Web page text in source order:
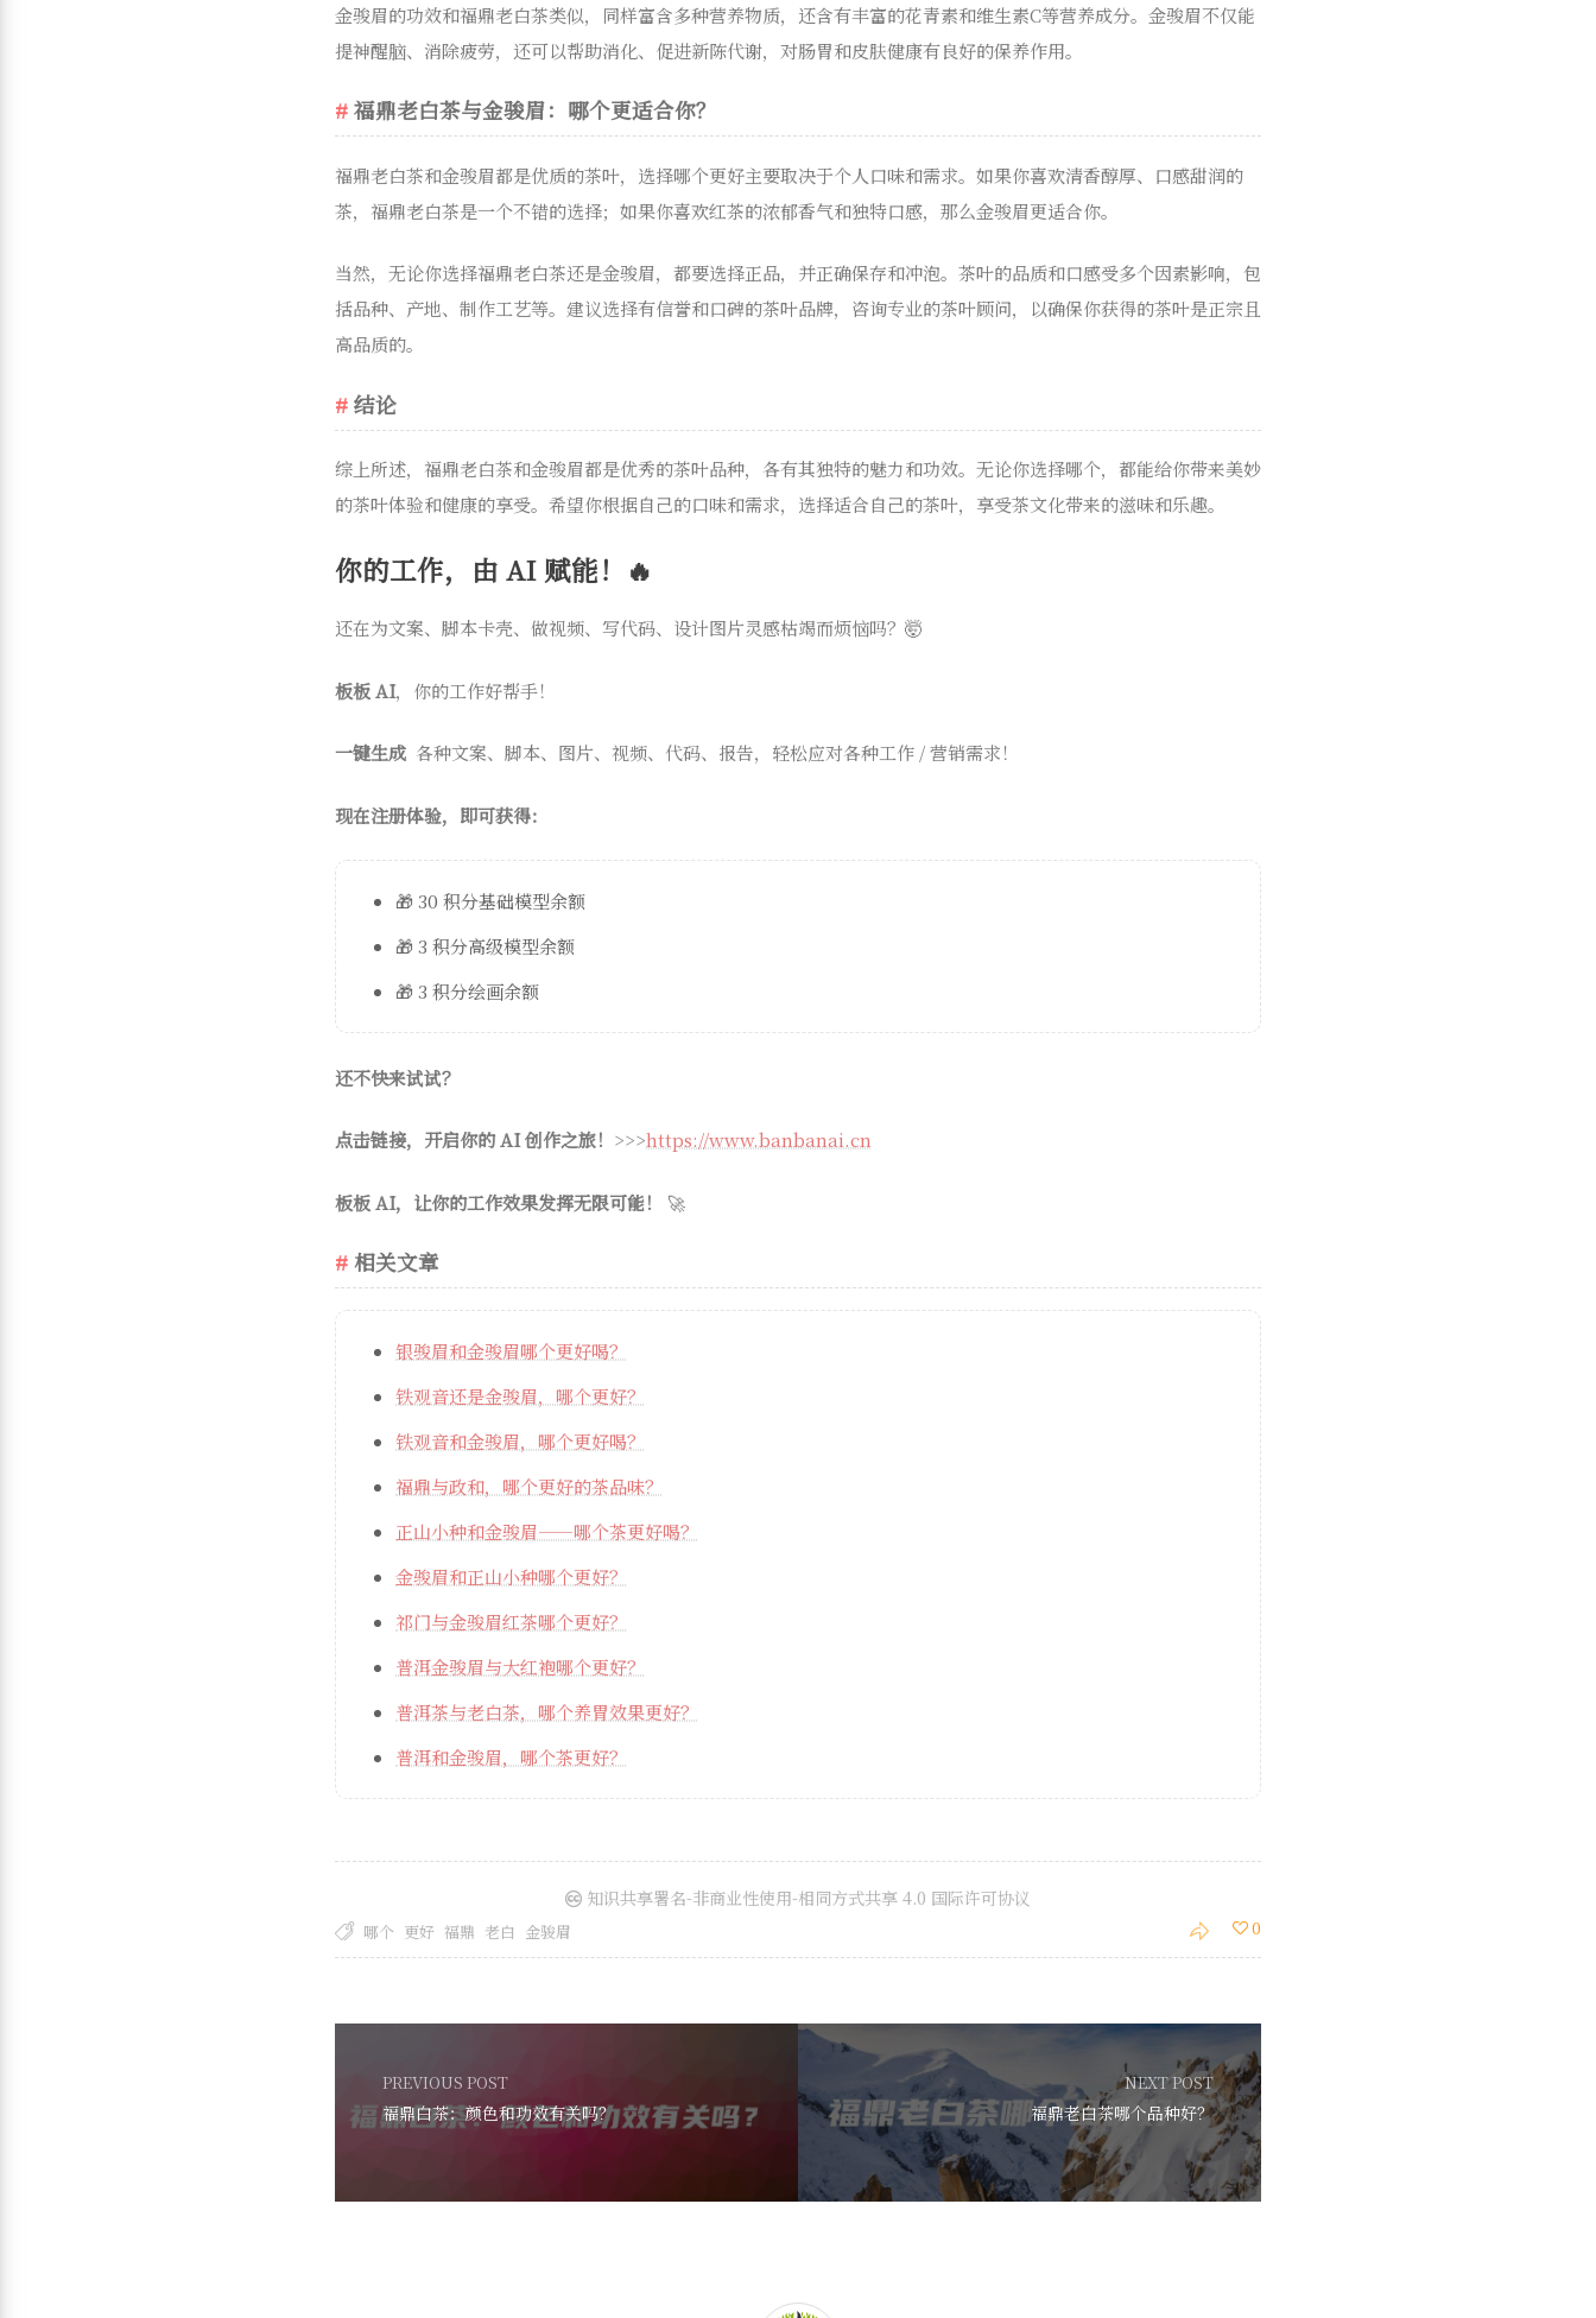
金骏眉的功效和福鼎老白茶类似，同样富含多种营养物质，还含有丰富的花青素和维生素C等营养成分。金骏眉不仅能
提神醒脑、消除疲劳，还可以帮助消化、促进新陈代谢，对肠胃和皮肤健康有良好的保养作用。
福鼎老白茶与金骏眉：哪个更适合你？
福鼎老白茶和金骏眉都是优质的茶叶，选择哪个更好主要取决于个人口味和需求。如果你喜欢清香醇厚、口感甜润的
茶，福鼎老白茶是一个不错的选择；如果你喜欢红茶的浓郁香气和独特口感，那么金骏眉更适合你。
当然，无论你选择福鼎老白茶还是金骏眉，都要选择正品，并正确保存和冲泡。茶叶的品质和口感受多个因素影响，包
括品种、产地、制作工艺等。建议选择有信誉和口碑的茶叶品牌，咨询专业的茶叶顾问，以确保你获得的茶叶是正宗且
高品质的。
结论
综上所述，福鼎老白茶和金骏眉都是优秀的茶叶品种，各有其独特的魅力和功效。无论你选择哪个，都能给你带来美妙
的茶叶体验和健康的享受。希望你根据自己的口味和需求，选择适合自己的茶叶，享受茶文化带来的滋味和乐趣。
你的工作，由 AI 赋能！🔥
还在为文案、脚本卡壳、做视频、写代码、设计图片灵感枯竭而烦恼吗？🤯
板板 AI，你的工作好帮手！
一键生成 各种文案、脚本、图片、视频、代码、报告，轻松应对各种工作 / 营销需求！
现在注册体验，即可获得：
🎁 30 积分基础模型余额
🎁 3 积分高级模型余额
🎁 3 积分绘画余额
还不快来试试？
点击链接，开启你的 AI 创作之旅！ >>>https://www.banbanai.cn
板板 AI，让你的工作效果发挥无限可能！ 🚀
相关文章
银骏眉和金骏眉哪个更好喝？
铁观音还是金骏眉，哪个更好？
铁观音和金骏眉，哪个更好喝？
福鼎与政和，哪个更好的茶品味？
正山小种和金骏眉——哪个茶更好喝？
金骏眉和正山小种哪个更好？
祁门与金骏眉红茶哪个更好？
普洱金骏眉与大红袍哪个更好？
普洱茶与老白茶，哪个养胃效果更好？
普洱和金骏眉，哪个茶更好？
知识共享署名-非商业性使用-相同方式共享 4.0 国际许可协议
哪个 更好 福鼎 老白 金骏眉 0
PREVIOUS POST
福鼎白茶：颜色和功效有关吗？
NEXT POST
福鼎老白茶哪个品种好？